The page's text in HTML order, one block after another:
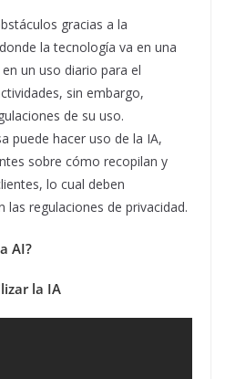
gracias a la
la tecnología va en una
un uso diario para el
sin embargo,
de su uso.
puede hacer uso de la IA,
sobre cómo recopilan y
lo cual deben
las regulaciones de privacidad.
AI?
la IA